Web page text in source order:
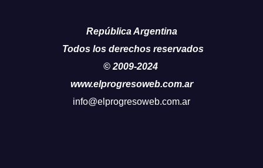
República Argentina
Todos los derechos reservados
© 2009-2024
www.elprogresoweb.com.ar
info@elprogresoweb.com.ar